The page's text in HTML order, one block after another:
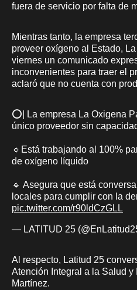
fuera de servicio por falta de
Mientras tanto, la empresa
proveer oxígeno al Estado,
viernes un comunicado
inconvenientes para traer el
aclaró que no cuenta con
⭕️| La empresa La Oxigena
único proveedor sin
🔹Está trabajando al 100%
de oxígeno líquido
🔹 Asegura que está
locales para cumplir con la
pic.twitter.com/r90ldCzGLL
— LATITUD 25
Al respecto, Latitud 25
Atención Integral a la Salud
Martínez.